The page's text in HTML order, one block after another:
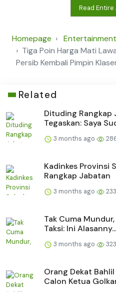
Read
Homepage
Entertainment
Tiga Poin Harga Mati
Persib Kembali Pimpin
Related
Dituding Rangkap
Tegaskan: Saya
3 months ago
Kadinkes Provinsi
Rangkap Jabatan
3 months ago 233
Tak Cuma
Taksi: Ini Alasanny...
3 months ago 323
Orang Dekat
Calon Ketua